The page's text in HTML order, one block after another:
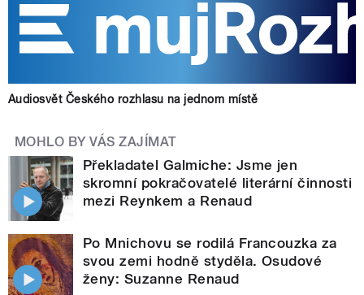
Audiosvět Českého rozhlasu na jednom místě
MOHLO BY VÁS ZAJÍMAT
Překladatel Galmiche: Jsme jen
skromní pokračovatelé literární činnosti
mezi Reynkem a Renaud
Po Mnichovu se rodilá Francouzka za
svou zemi hodně styděla. Osudové
ženy: Suzanne Renaud